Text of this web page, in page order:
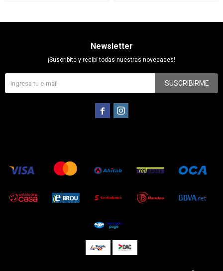
Newsletter
¡Suscribite y recibí todas nuestras novedades!
SUSCRIBIRME
 